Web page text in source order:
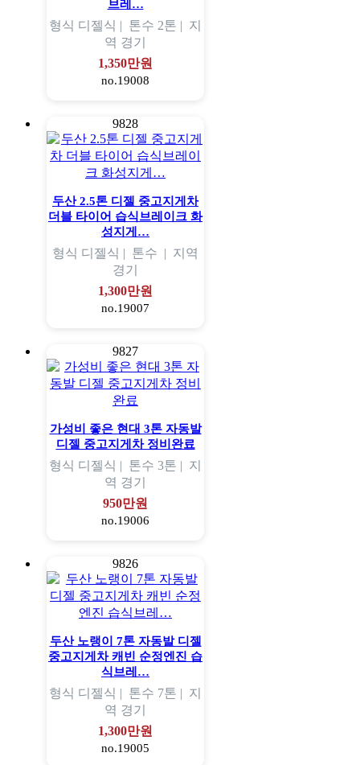
브레…
형식 디젤식 | 톤수 2톤 | 지
역 경기
1,350만원
no.19008
9828
두산 2.5톤 디젤 중고지게차
더블 타이어 습식브레이크 화
성지게…
형식 디젤식 | 톤수 | 지역
경기
1,300만원
no.19007
9827
가성비 좋은 현대 3톤 자동발
디젤 중고지게차 정비완료
형식 디젤식 | 톤수 3톤 | 지
역 경기
950만원
no.19006
9826
두산 노랭이 7톤 자동발 디젤
중고지게차 캐빈 순정엔진 습
식브레…
형식 디젤식 | 톤수 7톤 | 지
역 경기
1,300만원
no.19005